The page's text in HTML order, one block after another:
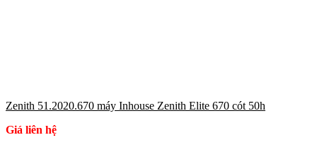
Zenith 51.2020.670 máy Inhouse Zenith Elite 670 cót 50h
Giá liên hệ